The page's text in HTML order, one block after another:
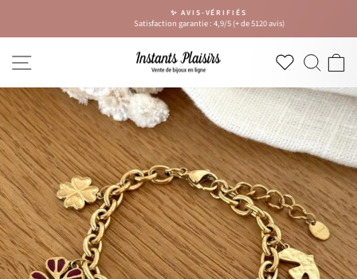
contenu
Diaporama
Pause
✨ AVIS-VÉRIFIÉS
Satisfaction garantie : 4,9/5 (+ de 5120 avis)